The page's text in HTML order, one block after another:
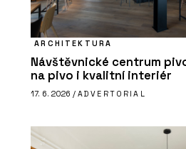
ARCHITEKTURA
Návštěvnické centrum
na pivo i kvalitní interiér
17. 6. 2026 / ADVERTORIAL